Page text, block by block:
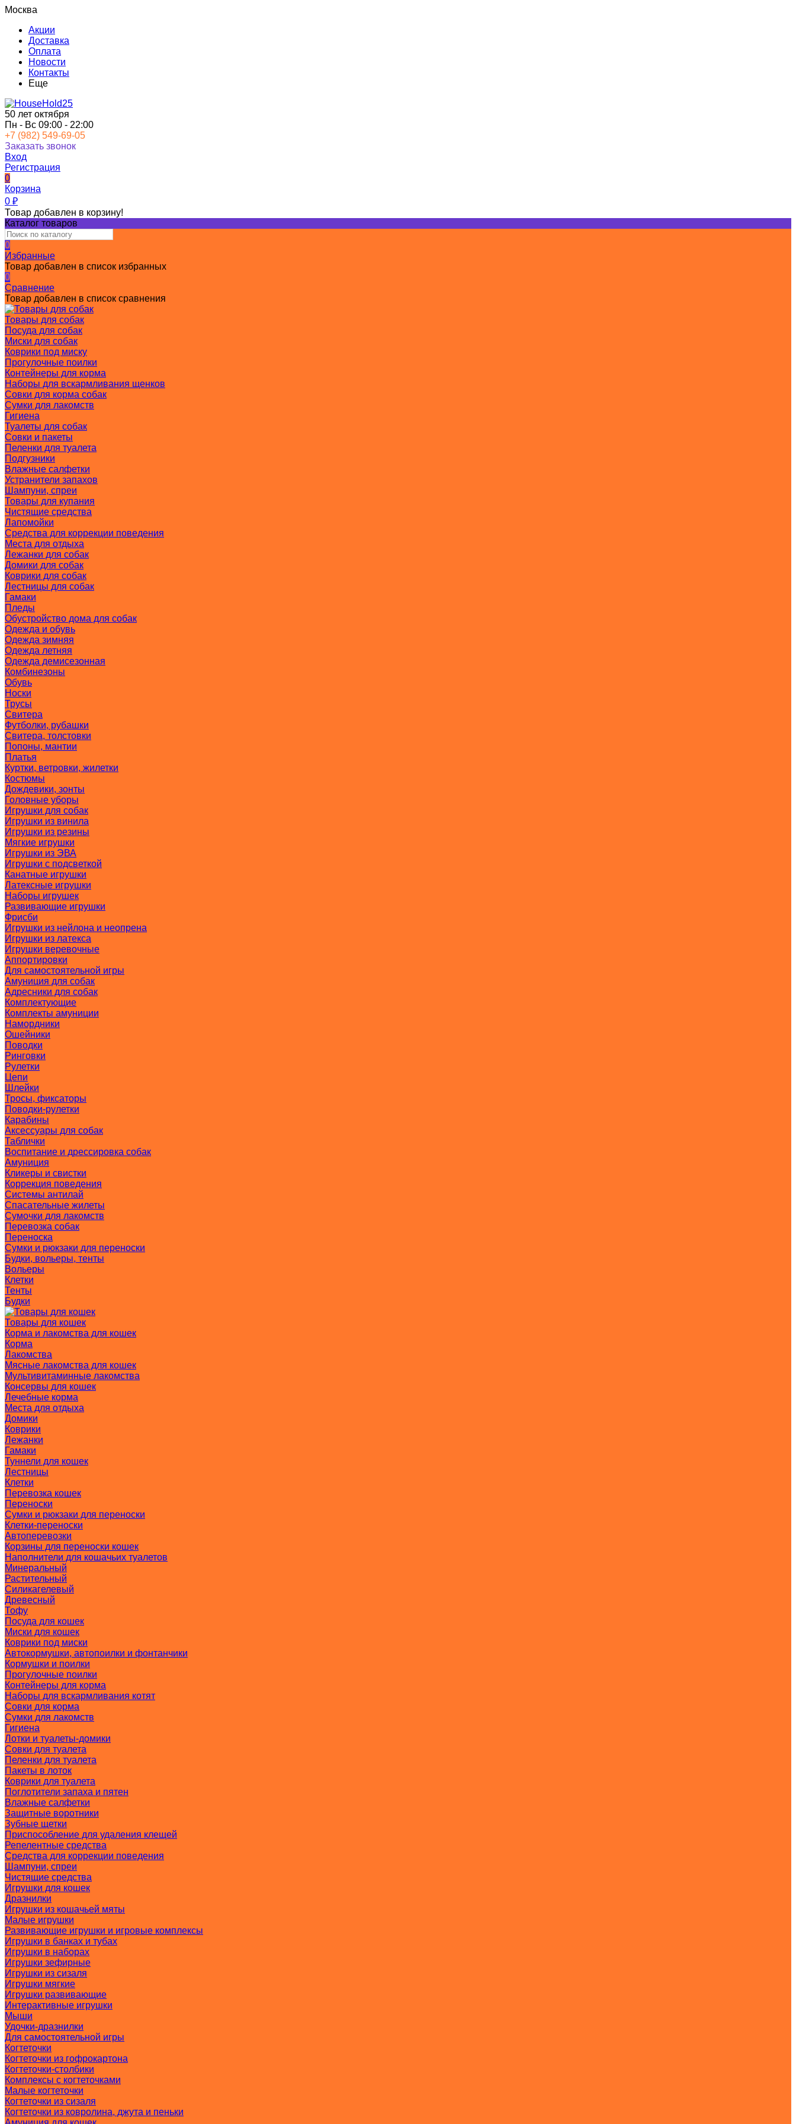
Москва
Акции
Доставка
Оплата
Новости
Контакты
Еще
50 лет октября
Пн - Вс 09:00 - 22:00
+7 (982) 549-69-05
Заказать звонок
Вход
Регистрация
0
Корзина
0 ₽
Товар добавлен в корзину!
Каталог товаров
0
Избранные
Товар добавлен в список избранных
0
Сравнение
Товар добавлен в список сравнения
Товары для собак
Посуда для собак
Миски для собак
Коврики под миску
Прогулочные поилки
Контейнеры для корма
Наборы для вскармливания щенков
Совки для корма собак
Сумки для лакомств
Гигиена
Туалеты для собак
Совки и пакеты
Пеленки для туалета
Подгузники
Влажные салфетки
Устранители запахов
Шампуни, спреи
Товары для купания
Чистящие средства
Лапомойки
Средства для коррекции поведения
Места для отдыха
Лежанки для собак
Домики для собак
Коврики для собак
Лестницы для собак
Гамаки
Пледы
Обустройство дома для собак
Одежда и обувь
Одежда зимняя
Одежда летняя
Одежда демисезонная
Комбинезоны
Обувь
Носки
Трусы
Свитера
Футболки, рубашки
Свитера, толстовки
Попоны, мантии
Платья
Куртки, ветровки, жилетки
Костюмы
Дождевики, зонты
Головные уборы
Игрушки для собак
Игрушки из винила
Игрушки из резины
Мягкие игрушки
Игрушки из ЭВА
Игрушки с подсветкой
Канатные игрушки
Латексные игрушки
Наборы игрушек
Развивающие игрушки
Фрисби
Игрушки из нейлона и неопрена
Игрушки из латекса
Игрушки веревочные
Аппортировки
Для самостоятельной игры
Амуниция для собак
Адресники для собак
Комплектующие
Комплекты амуниции
Намордники
Ошейники
Поводки
Ринговки
Рулетки
Цепи
Шлейки
Тросы, фиксаторы
Поводки-рулетки
Карабины
Аксессуары для собак
Таблички
Воспитание и дрессировка собак
Амуниция
Кликеры и свистки
Коррекция поведения
Системы антилай
Спасательные жилеты
Сумочки для лакомств
Перевозка собак
Переноска
Сумки и рюкзаки для переноски
Будки, вольеры, тенты
Вольеры
Клетки
Тенты
Будки
Товары для кошек
Корма и лакомства для кошек
Корма
Лакомства
Мясные лакомства для кошек
Мультивитаминные лакомства
Консервы для кошек
Лечебные корма
Места для отдыха
Домики
Коврики
Лежанки
Гамаки
Туннели для кошек
Лестницы
Клетки
Перевозка кошек
Переноски
Сумки и рюкзаки для переноски
Клетки-переноски
Автоперевозки
Корзины для переноски кошек
Наполнители для кошачьих туалетов
Минеральный
Растительный
Силикагелевый
Древесный
Тофу
Посуда для кошек
Миски для кошек
Коврики под миски
Автокормушки, автопоилки и фонтанчики
Кормушки и поилки
Прогулочные поилки
Контейнеры для корма
Наборы для вскармливания котят
Совки для корма
Сумки для лакомств
Гигиена
Лотки и туалеты-домики
Совки для туалета
Пеленки для туалета
Пакеты в лоток
Коврики для туалета
Поглотители запаха и пятен
Влажные салфетки
Защитные воротники
Зубные щетки
Приспособление для удаления клещей
Репелентные средства
Средства для коррекции поведения
Шампуни, спреи
Чистящие средства
Игрушки для кошек
Дразнилки
Игрушки из кошачьей мяты
Малые игрушки
Развивающие игрушки и игровые комплексы
Игрушки в банках и тубах
Игрушки в наборах
Игрушки зефирные
Игрушки из сизаля
Игрушки мягкие
Игрушки развивающие
Интерактивные игрушки
Мыши
Удочки-дразнилки
Для самостоятельной игры
Когтеточки
Когтеточки из гофрокартона
Когтеточки-столбики
Комплексы с когтеточками
Малые когтеточки
Когтеточки из сизаля
Когтеточки из ковролина, джута и пеньки